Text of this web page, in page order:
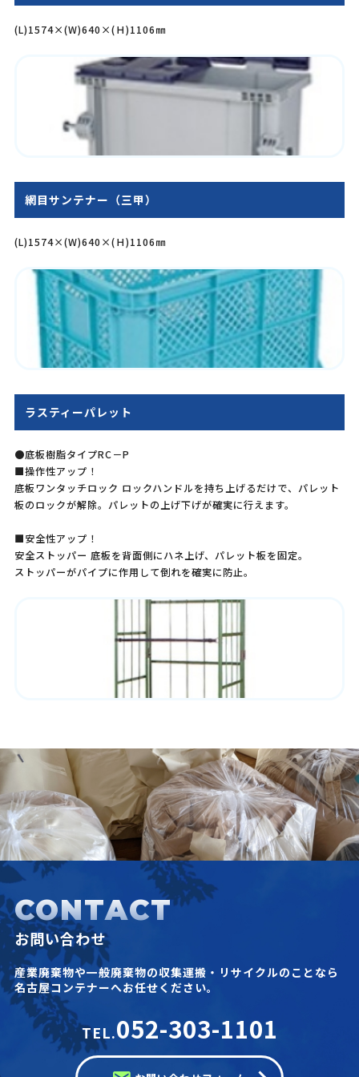
(L)1574×(W)640×(Ｈ)1106㎜
網目サンテナー（三甲）
(L)1574×(W)640×(Ｈ)1106㎜
ラスティーパレット
●底板樹脂タイプRC－P
■操作性アップ！
底板ワンタッチロック ロックハンドルを持ち上げるだけで、パレット
板のロックが解除。パレットの上げ下げが確実に行えます。
■安全性アップ！
安全ストッパー 底板を背面側にハネ上げ、パレット板を固定。
ストッパーがパイプに作用して倒れを確実に防止。
CONTACT
お問い合わせ
産業廃棄物や一般廃棄物の収集運搬・リサイクルのことなら
名古屋コンテナーへお任せください。
TEL.052-303-1101